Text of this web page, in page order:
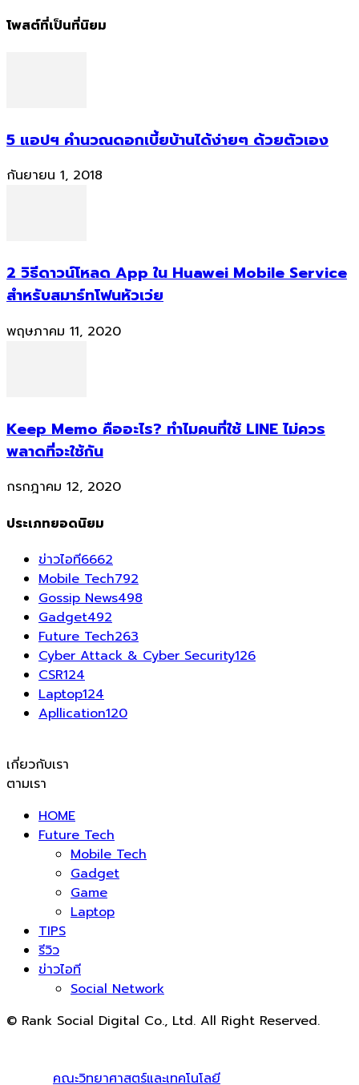
โพสต์ที่เป็นที่นิยม
5 แอปฯ คำนวณดอกเบี้ยบ้านได้ง่ายๆ ด้วยตัวเอง
กันยายน 1, 2018
2 วิธีดาวน์โหลด App ใน Huawei Mobile Service
สำหรับสมาร์ทโฟนหัวเว่ย
พฤษภาคม 11, 2020
Keep Memo คืออะไร? ทำไมคนที่ใช้ LINE ไม่ควร
พลาดที่จะใช้กัน
กรกฎาคม 12, 2020
ประเภทยอดนิยม
ข่าวไอที6662
Mobile Tech792
Gossip News498
Gadget492
Future Tech263
Cyber Attack & Cyber Security126
CSR124
Laptop124
Apllication120
เกี่ยวกับเรา
ตามเรา
HOME
Future Tech
Mobile Tech
Gadget
Game
Laptop
TIPS
รีวิว
ข่าวไอที
Social Network
© Rank Social Digital Co., Ltd. All Right Reserved.
คณะวิทยาศาสตร์และเทคโนโลยี